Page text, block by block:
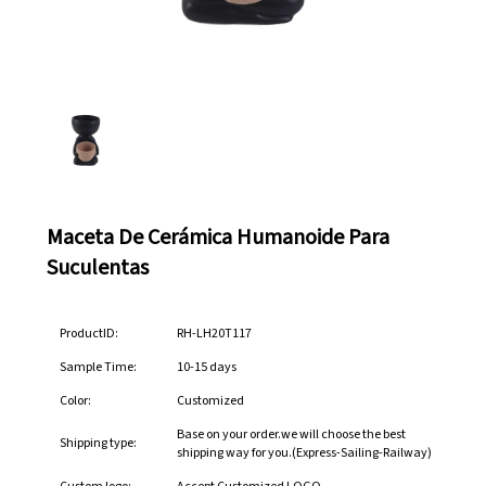
Maceta De Cerámica Humanoide Para
Suculentas
ProductID:
RH-LH20T117
Sample Time:
10-15 days
Color:
Customized
Shipping type:
Base on your order.we will choose the best
shipping way for you.(Express-Sailing-Railway)